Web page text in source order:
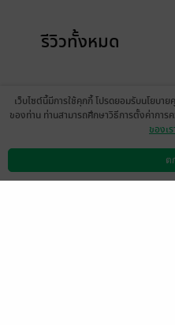
รีวิวทั้งหมด
ดาวน์โหลดแอป
เว็บไซต์นี้มีการใช้คุกกี้ โปรดยอมรับนโยบา
ของท่าน ท่านสามารถศึกษาวิธีการตั้งค่ากา
ของเ
ต